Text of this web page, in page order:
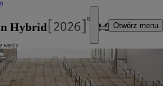
Otwórz menu
Hybrid już od 168 900 zł
wersje